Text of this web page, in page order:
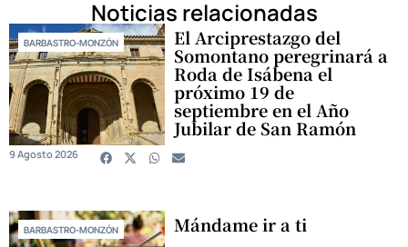
Noticias relacionadas
BARBASTRO-MONZÓN El Arciprestazgo del
Somontano peregrinará a
Roda de Isábena el
próximo 19 de
septiembre en el Año
Jubilar de San Ramón
9 Agosto 2026
BARBASTRO-MONZÓN Mándame ir a ti